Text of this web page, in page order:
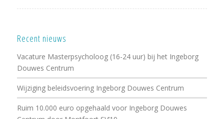
Recent nieuws
Vacature Masterpsycholoog (16-24 uur) bij het Ingeborg
Douwes Centrum
Wijziging beleidsvoering Ingeborg Douwes Centrum
Ruim 10.000 euro opgehaald voor Ingeborg Douwes